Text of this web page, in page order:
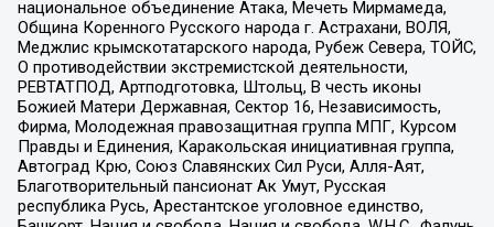
национальное объединение Атака, Мечеть Мирмамеда,
Община Коренного Русского народа г. Астрахани, ВОЛЯ,
Меджлис крымскотатарского народа, Рубеж Севера, ТОЙС,
О противодействии экстремистской деятельности,
РЕВТАТПОД, Артподготовка, Штольц, В честь иконы
Божией Матери Державная, Сектор 16, Независимость,
Фирма, Молодежная правозащитная группа МПГ, Курсом
Правды и Единения, Каракольская инициативная группа,
Автоград Крю, Союз Славянских Сил Руси, Алля-Аят,
Благотворительный пансионат Ак Умут, Русская
республика Русь, Арестантское уголовное единство,